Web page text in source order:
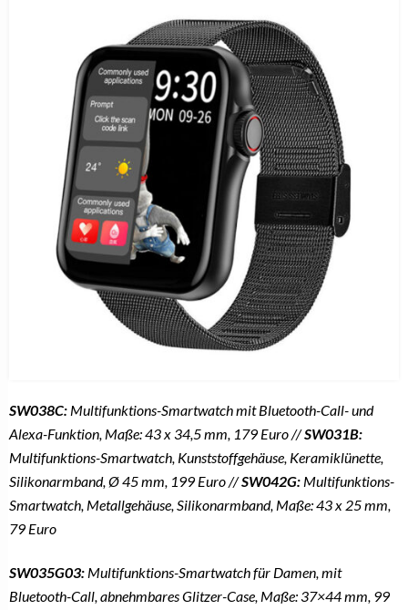
SW038C: Multifunktions-Smartwatch mit Bluetooth-Call- und
Alexa-Funktion, Maße: 43 x 34,5 mm, 179 Euro //SW031B:
Multifunktions-Smartwatch, Kunststoffgehäuse, Keramiklünette,
Silikonarmband, Ø 45 mm, 199 Euro //SW042G: Multifunktions-
Smartwatch, Metallgehäuse, Silikonarmband, Maße: 43 x 25 mm,
79 Euro
SW035G03: Multifunktions-Smartwatch für Damen, mit
Bluetooth-Call, abnehmbares Glitzer-Case, Maße: 37×44 mm, 99